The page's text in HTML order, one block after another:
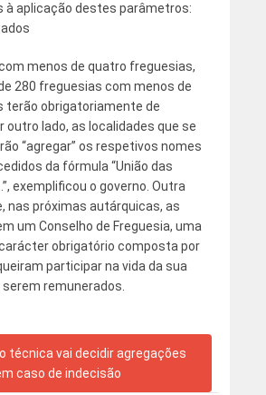
à aplicação destes parâmetros:
menos de quatro freguesias,
280 freguesias com menos de
terão obrigatoriamente de
outro lado, as localidades que se
“agregar” os respetivos nomes
da fórmula “União das
exemplificou o governo. Outra
nas próximas autárquicas, as
um Conselho de Freguesia, uma
obrigatório composta por
participar na vida da sua
remunerados.